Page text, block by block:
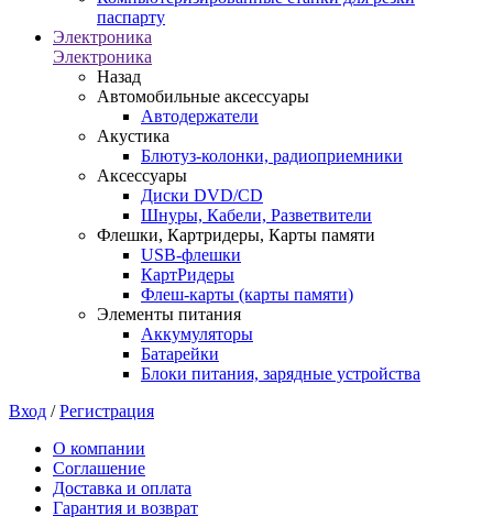
паспарту
Электроника
Электроника
Назад
Автомобильные аксессуары
Автодержатели
Акустика
Блютуз-колонки, радиоприемники
Аксессуары
Диски DVD/CD
Шнуры, Кабели, Разветвители
Флешки, Картридеры, Карты памяти
USB-флешки
КартРидеры
Флеш-карты (карты памяти)
Элементы питания
Аккумуляторы
Батарейки
Блоки питания, зарядные устройства
Вход /Регистрация
О компании
Соглашение
Доставка и оплата
Гарантия и возврат